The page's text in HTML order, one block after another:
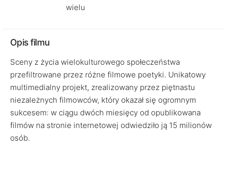
wielu
Opis filmu
Sceny z życia wielokulturowego społeczeństwa
przefiltrowane przez różne filmowe poetyki. Unikatowy
multimedialny projekt, zrealizowany przez piętnastu
niezależnych filmowców, który okazał się ogromnym
sukcesem: w ciągu dwóch miesięcy od opublikowana
filmów na stronie internetowej odwiedziło ją 15 milionów
osób.